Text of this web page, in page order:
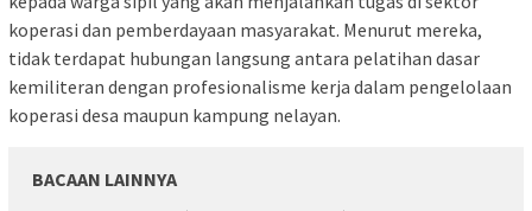
koperasi dan pemberdayaan masyarakat. Menurut mereka,
tidak terdapat hubungan langsung antara pelatihan dasar
kemiliteran dengan profesionalisme kerja dalam pengelolaan
koperasi desa maupun kampung nelayan.
BACAAN LAINNYA